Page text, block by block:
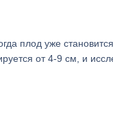
плод уже
от 4-9 см, и